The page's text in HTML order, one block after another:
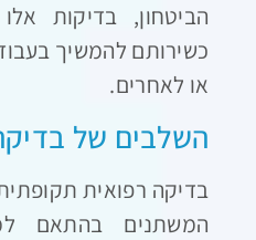
הביטחון, בדיקות
כשירותם להמשיך
או לאחרים.
השלבים של
בדיקה רפואית
המשתנים בהתאם